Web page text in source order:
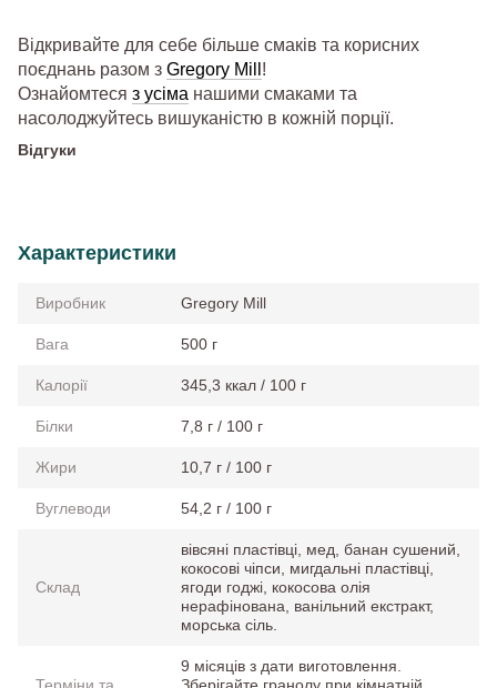
Відкривайте для себе більше смаків та корисних
поєднань разом з Gregory Mill !
Ознайомтеся з усіма нашими смаками та
насолоджуйтесь вишуканістю в кожній порції.
Відгуки
Характеристики
Виробник Gregory Mill
Вага 500 г
Калорії 345,3 ккал / 100 г
Білки 7,8 г / 100 г
Жири 10,7 г / 100 г
Вуглеводи 54,2 г / 100 г
Склад
вівсяні пластівці, мед, банан сушений,
кокосові чіпси, мигдальні пластівці,
ягоди годжі, кокосова олія
нерафінована, ванільний екстракт,
морська сіль.
9 місяців з дати виготовлення.